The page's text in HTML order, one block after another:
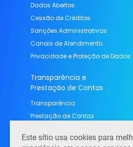
Dados Abertos
Cessão de Créditos
Sanções Administrativas
Canais de Atendimento
Privacidade e Proteção de Dados
Transparência e
Prestação de Contas
Transparência
Prestação de Contas
Contato
Este sítio usa cookies para